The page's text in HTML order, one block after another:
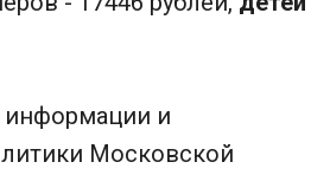
информации и
Московской